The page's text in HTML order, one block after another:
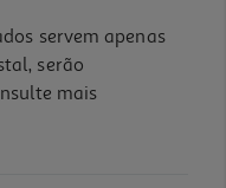
servem apenas
serão
mais